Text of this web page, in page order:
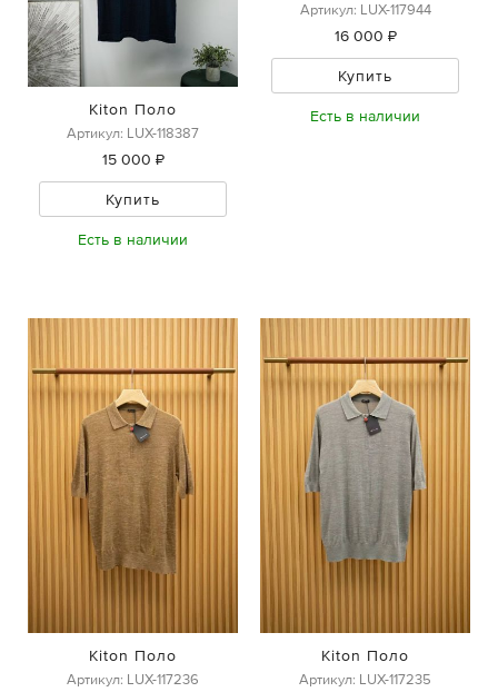
Kiton Поло
Артикул: LUX-118387
15 000 ₽
Купить
Есть в наличии
Артикул: LUX-117944
16 000 ₽
Купить
Есть в наличии
Kiton Поло
Артикул: LUX-117236
Kiton Поло
Артикул: LUX-117235